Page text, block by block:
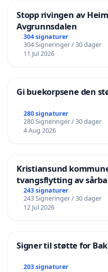
Stopp rivingen av
Avgrunnsdalen
304 signaturer
304 Signeringer / 30 dager
11 Jul 2026
Gi buekorpsene den
280 signaturer
280 Signeringer / 30 dager
4 Aug 2026
Kristiansund
tvangsflytting av
243 signaturer
243 Signeringer / 30 dager
12 Jul 2026
Signer til støtte for
203 signaturer